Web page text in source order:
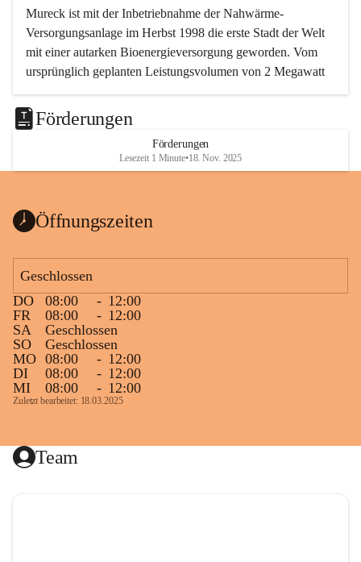
Mureck ist mit der Inbetriebnahme der Nahwärme-
Versorgungsanlage im Herbst 1998 die erste Stadt der Welt
mit einer autarken Bioenergieversorgung geworden. Vom
ursprünglich geplanten Leistungsvolumen von 2 Megawatt
Die Versorgung erfolgt durch zwei 2-MW-Biomasse-
Heizkessel, die Abwärme von der Stromerzeugung 1 MW
und ein Biogasspitzenlastkessel 2 MW. Es sind derzeit 300
knapp 94 % des Gesamtwärmebedarfes in Mureck. Auch
alle Murecker Schulen beteiligten sich an diesem
umweltfreundlichen Projekt.
Die Nahwärme Mureck GmbH betreibt ganzjährig dieses
Biomasse-Heizwerk. Der Nahwärmeanschluss schont nicht
nur die Umwelt, sondern sichert auch die regionale
Wertschöpfung.
Förderungen
Förderungen
Lesezeit 1 Minute•18. Nov. 2025
Öffnungszeiten
Geschlossen
DO
08:00 - 12:00
FR
08:00 - 12:00
SA
Geschlossen
SO
Geschlossen
MO 08:00 - 12:00
DI
08:00 - 12:00
MI
08:00 - 12:00
Zuletzt bearbeitet: 18.03.2025
Team